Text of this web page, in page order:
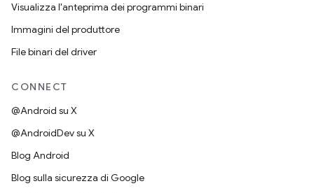
Visualizza l'anteprima dei programmi binari
Immagini del produttore
File binari del driver
CONNECT
@Android su X
@AndroidDev su X
Blog Android
Blog sulla sicurezza di Google